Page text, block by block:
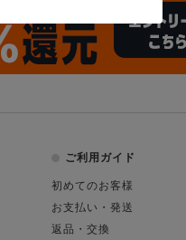
ご利用ガイド
初めてのお客様
お支払い・発送
返品・交換